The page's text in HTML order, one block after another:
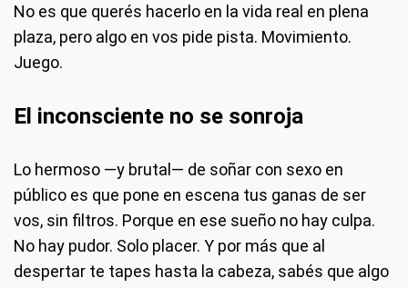
No es que querés hacerlo en la vida real en plena
plaza, pero algo en vos pide pista. Movimiento.
Juego.
El inconsciente no se sonroja
Lo hermoso —y brutal— de soñar con sexo en
público es que pone en escena tus ganas de ser
vos, sin filtros. Porque en ese sueño no hay culpa.
No hay pudor. Solo placer. Y por más que al
despertar te tapes hasta la cabeza, sabés que algo